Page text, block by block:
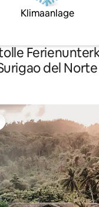
Klimaanlage
del Norte